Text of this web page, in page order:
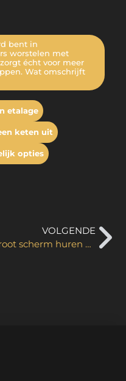
bent in
worstelen met
écht voor meer
Wat omschrijft
etalage
keten uit
opties
VOLGENDE
Groot scherm huren voor WK-wedstrijden